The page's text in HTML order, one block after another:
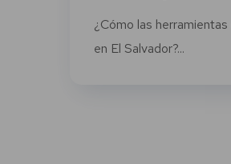
¿Cómo las
en El Salvador?...